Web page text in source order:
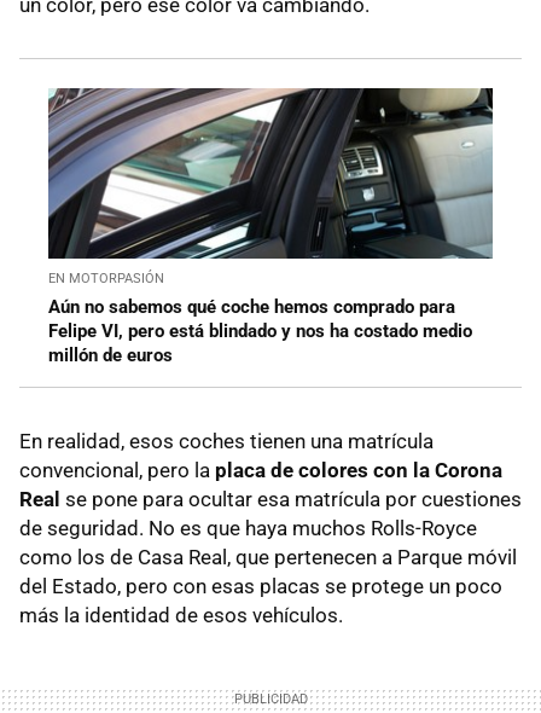
un color, pero ese color va cambiando.
EN MOTORPASIÓN
Aún no sabemos qué coche hemos comprado para
Felipe VI, pero está blindado y nos ha costado medio
millón de euros
En realidad, esos coches tienen una matrícula
convencional, pero la placa de colores con la Corona
Real se pone para ocultar esa matrícula por cuestiones
de seguridad. No es que haya muchos Rolls-Royce
como los de Casa Real, que pertenecen a Parque móvil
del Estado, pero con esas placas se protege un poco
más la identidad de esos vehículos.